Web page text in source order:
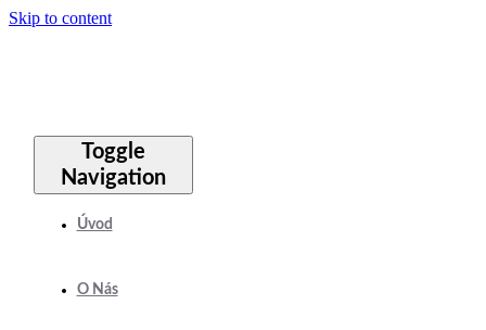
Skip to content
Toggle
Navigation
Úvod
O Nás